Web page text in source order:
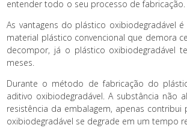
entender todo o seu processo de fabricação.
até virar um pó. Sua decomposição é
já que ele é totalmente decomposto pela
vivos.
As vantagens do plástico oxibiodegradável
material plástico convencional que demora
decompor, já o plástico oxibiodegradável
meses.
Durante o método de fabricação do
aditivo oxibiodegradável. A substância não
resistência da embalagem, apenas contribui
oxibiodegradável se degrade em um tempo